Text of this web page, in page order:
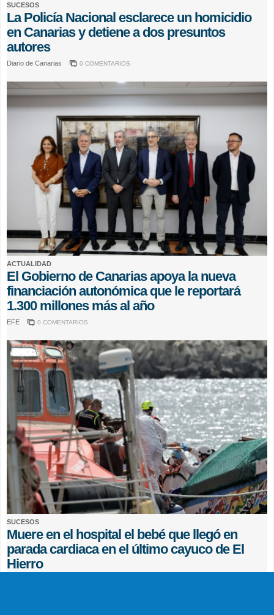
SUCESOS
La Policía Nacional esclarece un homicidio
en Canarias y detiene a dos presuntos
autores
Diario de Canarias 0 COMENTARIOS
ACTUALIDAD
El Gobierno de Canarias apoya la nueva
financiación autonómica que le reportará
1.300 millones más al año
EFE 0 COMENTARIOS
SUCESOS
Muere en el hospital el bebé que llegó en
parada cardiaca en el último cayuco de El
Hierro